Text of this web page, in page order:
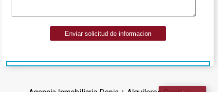
Enviar solicitud de informacion